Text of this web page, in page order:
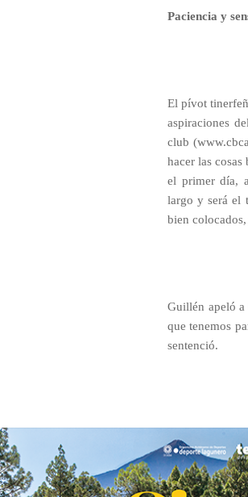
Paciencia y
El pívot
aspiraciones
club
hacer las cosas
el primer día,
largo y será el
bien colocados,
Guillén apeló a
que tenemos
sentenció.